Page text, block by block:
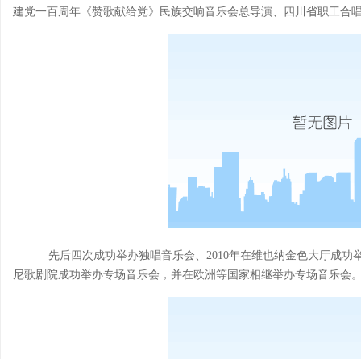
建党一百周年《赞歌献给党》民族交响音乐会总导演、四川省职工合
先后四次成功举办独唱音乐会、2010年在维也纳金色大厅成功
尼歌剧院成功举办专场音乐会，并在欧洲等国家相继举办专场音乐会